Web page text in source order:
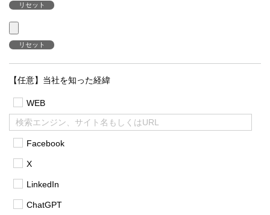
リセット
リセット
【任意】当社を知った経緯
WEB
Facebook
X
LinkedIn
ChatGPT